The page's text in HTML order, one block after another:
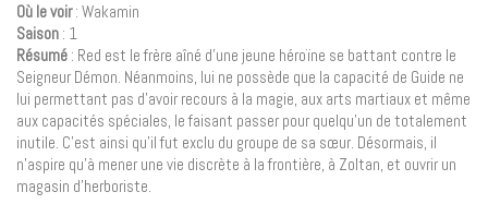
Où le voir: Wakamin
Saison : 1
Résumé : Red est le frère aîné d’une jeune héroïne se battant contre le
Seigneur Démon. Néanmoins, lui ne possède que la capacité de Guide ne
lui permettant pas d’avoir recours à la magie, aux arts martiaux et même
aux capacités spéciales, le faisant passer pour quelqu’un de totalement
inutile. C’est ainsi qu’il fut exclu du groupe de sa sœur. Désormais, il
n’aspire qu’à mener une vie discrète à la frontière, à Zoltan, et ouvrir un
magasin d’herboriste.